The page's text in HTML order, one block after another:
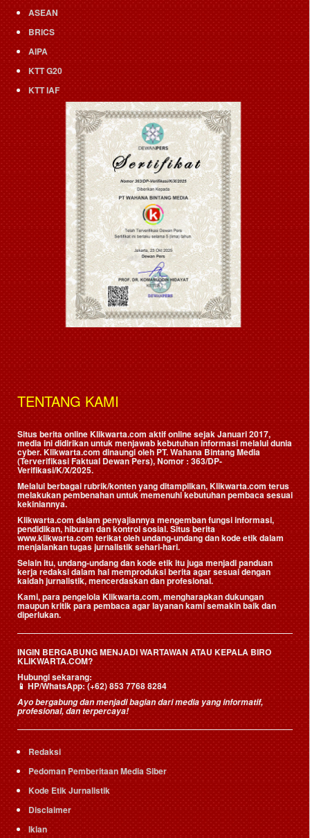
ASEAN
BRICS
AIPA
KTT G20
KTT IAF
TENTANG KAMI
Situs berita online Klikwarta.com aktif online sejak Januari 2017,
media ini didirikan untuk menjawab kebutuhan informasi melalui dunia
cyber. Klikwarta.com dinaungi oleh PT. Wahana Bintang Media
(Terverifikasi Faktual Dewan Pers), Nomor : 363/DP-
Verifikasi/K/X/2025.
Melalui berbagai rubrik/konten yang ditampilkan, Klikwarta.com terus
melakukan pembenahan untuk memenuhi kebutuhan pembaca sesuai
kekiniannya.
Klikwarta.com dalam penyajiannya mengemban fungsi informasi,
pendidikan, hiburan dan kontrol sosial. Situs berita
www.klikwarta.com terikat oleh undang-undang dan kode etik dalam
menjalankan tugas jurnalistik sehari-hari.
Selain itu, undang-undang dan kode etik itu juga menjadi panduan
kerja redaksi dalam hal memproduksi berita agar sesuai dengan
kaidah jurnalistik, mencerdaskan dan profesional.
Kami, para pengelola Klikwarta.com, mengharapkan dukungan
maupun kritik para pembaca agar layanan kami semakin baik dan
diperlukan.
INGIN BERGABUNG MENJADI WARTAWAN ATAU KEPALA BIRO
KLIKWARTA.COM?
Hubungi sekarang:
📱HP/WhatsApp:(+62) 853 7768 8284
Ayo bergabung dan menjadi bagian dari media yang informatif,
profesional, dan terpercaya!
Redaksi
Pedoman Pemberitaan Media Siber
Kode Etik Jurnalistik
Disclaimer
Iklan